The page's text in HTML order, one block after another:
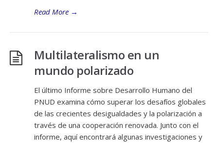
Read More →
Multilateralismo en un
mundo polarizado
El último Informe sobre Desarrollo Humano del
PNUD examina cómo superar los desafíos globales
de las crecientes desigualdades y la polarización a
través de una cooperación renovada. Junto con el
informe, aquí encontrará algunas investigaciones y